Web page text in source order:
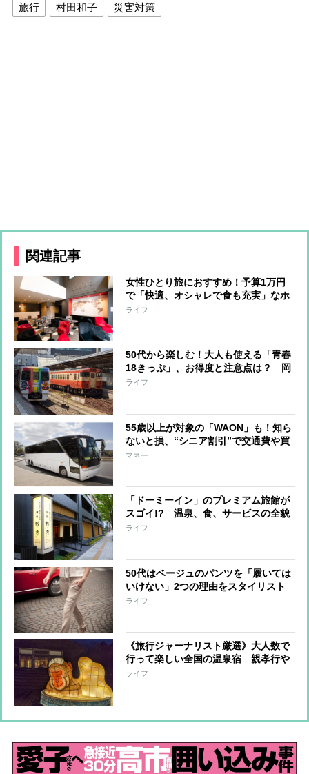
旅行
村田和子 災害対策
関連記事
女性ひとり旅におすすめ！予算1万円
で「快適、オシャレで食も充実」なホ
テルを旅行ジャーナリストが厳選
ライフ
50代から楽しむ！大人も使える「青春
18きっぷ」、お得度と注意点は？ 岡
山＆香川への3泊4日旅で使ってみた
ライフ
55歳以上が対象の「WAON」も！知ら
ないと損、“シニア割引”で交通費や買
い物がお得に
マネー
「ドーミーイン」のプレミアム旅館が
スゴイ!? 温泉、食、サービスの全貌
ライフ
50代はベージュのパンツを「履いては
いけない」2つの理由をスタイリスト
が解説
ライフ
《旅行ジャーナリスト厳選》大人数で
行って楽しい全国の温泉宿 親孝行や
グループ旅行に最適＆交通費無料も
ライフ